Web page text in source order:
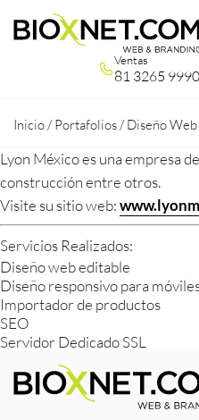
Ventas
81 3265 9990
Inicio /Portafolios /Diseño Web
Lyon México es una empresa
construcción entre otros.
Visite su sitio web:
Servicios Realizados:
Diseño web editable
Diseño responsivo para
Importador de productos
SEO
Servidor Dedicado SSL